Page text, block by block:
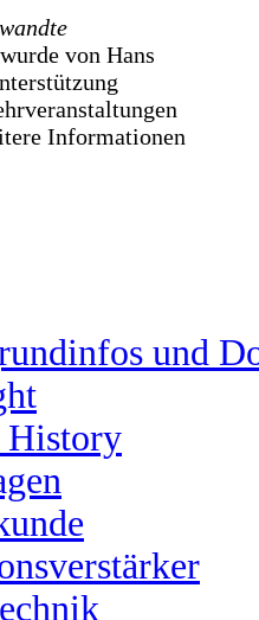
wurde von Hans
Informationen
und
History